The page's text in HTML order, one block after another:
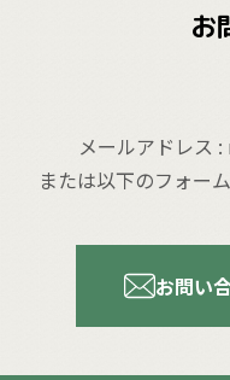
お
メールアドレス
または以下のフォー
お問い